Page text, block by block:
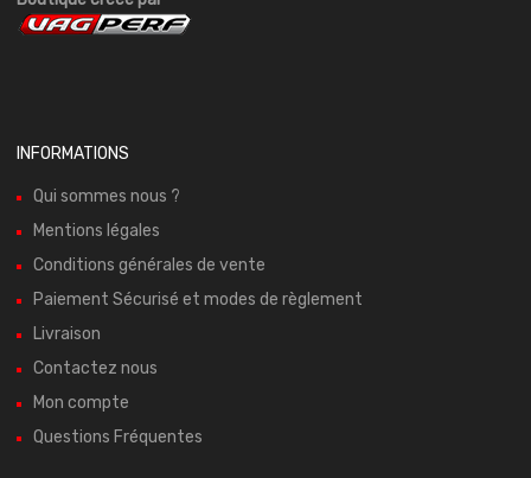
INFORMATIONS
Qui sommes nous ?
Mentions légales
Conditions générales de vente
Paiement Sécurisé et modes de règlement
Livraison
Contactez nous
Mon compte
Questions Fréquentes